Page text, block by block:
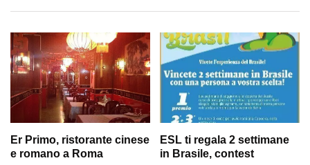
Er Primo, ristorante cinese
e romano a Roma
ESL ti regala 2 settimane
in Brasile, contest